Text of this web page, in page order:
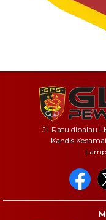
Jl. Ratu dibalau
Kandis